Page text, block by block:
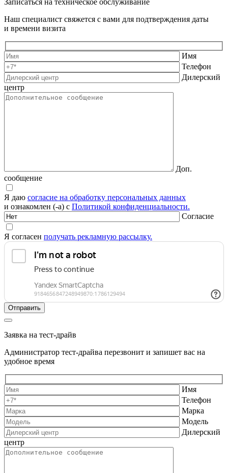
Наш специалист свяжется с вами для подтверждения даты
и времени визита
Имя
Телефон
Дилерский
центр
Доп.
сообщение
Я даю согласие на обработку персональных данных
и ознакомлен (-а) с Политикой конфиденциальности.
Согласие
Я согласен получать рекламную рассылку.
Заявка на тест-драйв
Администратор тест-драйва перезвонит и запишет вас на
удобное время
Имя
Телефон
Марка
Модель
Дилерский
центр